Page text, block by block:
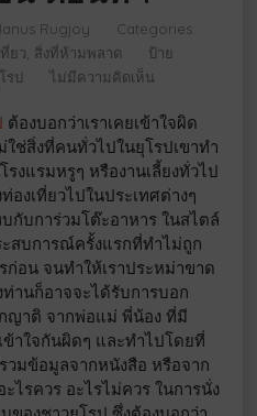
Rugjoy
Categories:
ยว สิ่งที่ห้ามพลาด
ป้าย
ป ไม่มีความคิดเห็น
ต้องบอกว่าเราเคยเข้าใจผิด
ช่สิ่งที่คนทั่วไปในยุโรปเขาทำ
รงแรมหรูๆ หรืองานเลี้ยงทั่วไป
องเที่ยวไปในประเทศต่างๆ
กับการ่วมโต๊ะอาหาร ในสไตล์
สบการณ์ครั้งแรกที่ทำไม่ถูก
ก่อน จนทำให้เราประหม่าขาด
านก็อาจจะได้รับการบอก
ญาติ จากพ่อแม่ พี่น้อง ที่มี
าใจกันผิดๆ และทำไปโดยที่
วมข้อมูลจากหนังสือ หรือจาก
ไรควร อะไรไม่ควร ในการนั่ง